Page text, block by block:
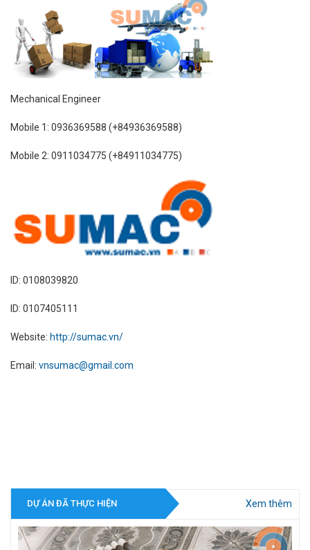
Mechanical Engineer
Mobile 1: 0936369588 (+84936369588)
Mobile 2: 0911034775 (+84911034775)
ID: 0108039820
ID: 0107405111
Website: http://sumac.vn/
Email: vnsumac@gmail.com
DỰ ÁN ĐÃ THỰC HIỆN Xem thêm